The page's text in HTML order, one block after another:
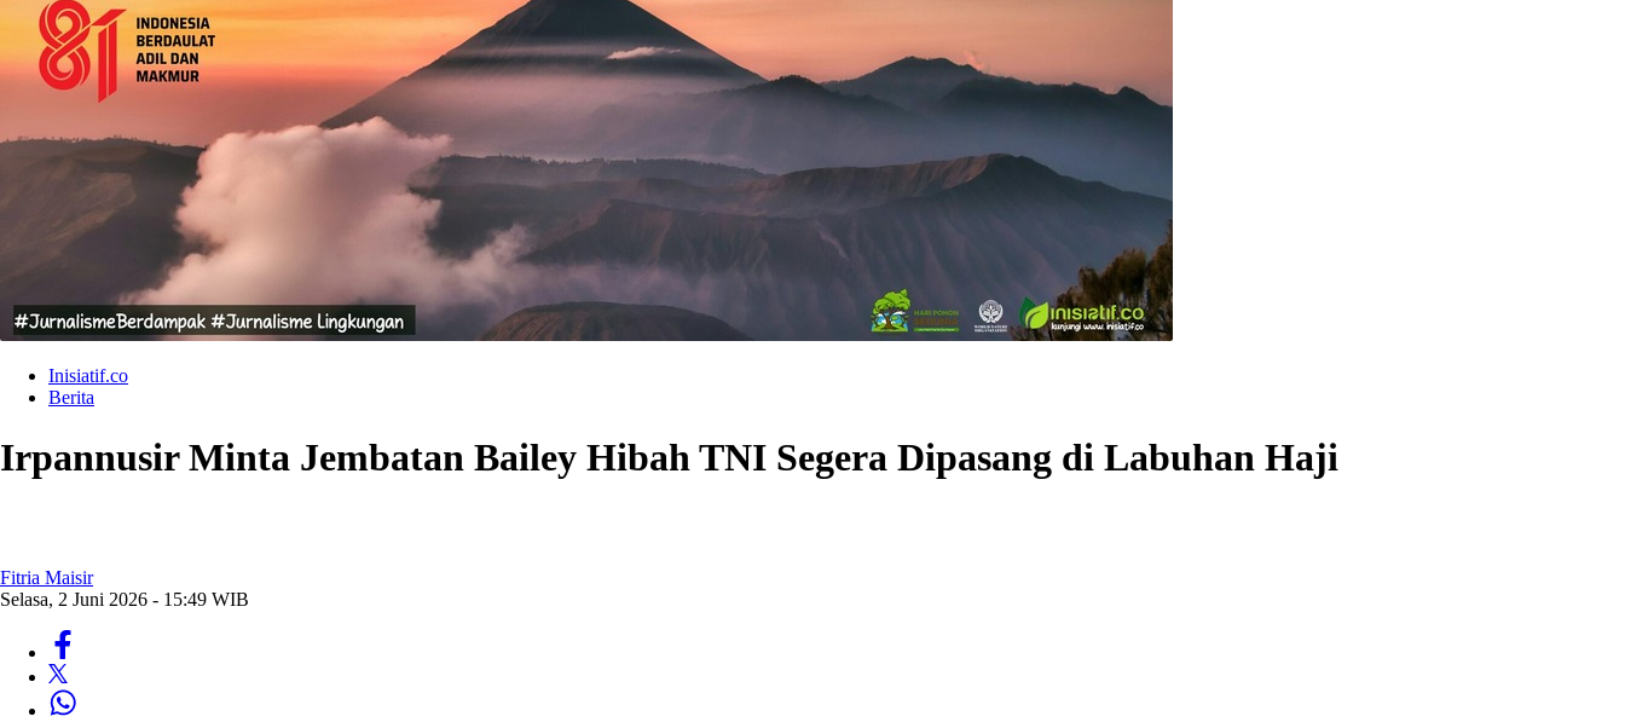
Inisiatif.co
Berita
Irpannusir Minta Jembatan Bailey Hibah TNI Segera Dipasang di Labuhan Haji
Fitria Maisir
Selasa, 2 Juni 2026 - 15:49 WIB